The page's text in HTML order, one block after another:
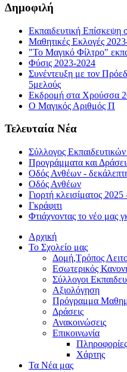
Δημοφιλή
Εκπαιδευτική Επίσκεψη
Μαθητικές Εκλογές
"Το Μαγικό Φίλτρο"
Φύσις 2023-2024
Συνέντευξη με τον
5μελούς
Εκδρομή στα Χρούσσα
Ο Μαγικός Αριθμός Π
Τελευταία Νέα
Σύλλογος
Προγράμματα και
Οδός Ανθέων -
Οδός Ανθέων
Γιορτή κλεισίματος
Γκράφιτι
Φτιάχνοντας το νέο μας
Αρχική
Το Σχολείο μας
Δομή,Τρόπος
Εσωτερικός
Σύλλογοι
Αξιολόγηση
Πρόγραμμα
Δράσεις
Ανακοινώσεις
Επικοινωνία
Χάρτης
Τα Νέα μας